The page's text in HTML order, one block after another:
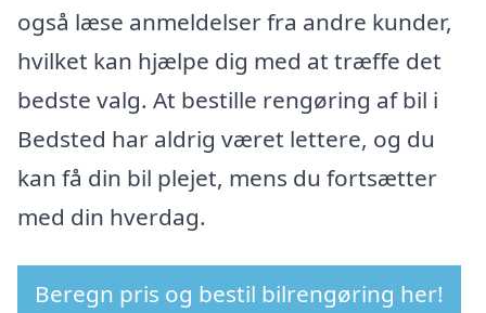
også læse anmeldelser fra andre kunder,
hvilket kan hjælpe dig med at træffe det
bedste valg. At bestille rengøring af bil i
Bedsted har aldrig været lettere, og du
kan få din bil plejet, mens du fortsætter
med din hverdag.
Beregn pris og bestil bilrengøring her!